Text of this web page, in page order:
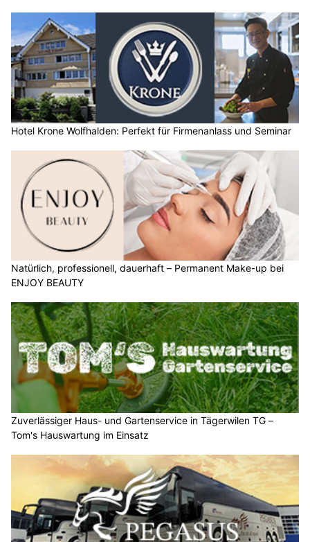
Hotel Krone Wolfhalden: Perfekt für Firmenanlass und Seminar
Natürlich, professionell, dauerhaft – Permanent Make-up bei
ENJOY BEAUTY
Zuverlässiger Haus- und Gartenservice in Tägerwilen TG –
Tom's Hauswartung im Einsatz